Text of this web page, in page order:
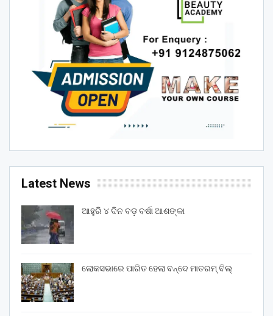
Latest News
ଆହୁରି ୪ ଦିନ ବଡ଼ ବର୍ଷା ଆଶଙ୍କା
ଲୋକସଭାରେ ପାରିତ ହେଲା ବନ୍ଦେ ମାତରମ୍‌ ବିଲ୍‌